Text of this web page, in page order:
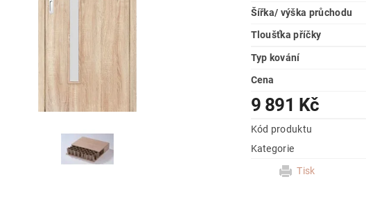
Šířka/ výška průchodu
Tloušťka příčky
Typ kování
Cena
9 891 Kč
Kód produktu
Kategorie
Tisk